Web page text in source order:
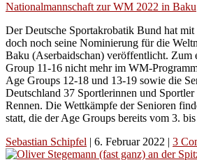
Nationalmannschaft zur WM 2022 in Baku
Der Deutsche Sportakrobatik Bund hat mit
doch noch seine Nominierung für die
Baku (Aserbaidschan) veröffentlicht. Zum
Group 11-16 nicht mehr im WM-
Age Groups 12-18 und 13-19 sowie die
Deutschland 37 Sportlerinnen und
Rennen. Die Wettkämpfe der Senioren
statt, die der Age Groups bereits vom 3.
Sebastian Schipfel | 6. Februar 2022 | 3